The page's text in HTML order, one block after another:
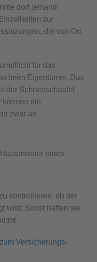
dort jemand
zur
die von Ort
für das
beim Eigentümer. Das
der Schneeschaufel
können die
zwar an
eines
kontrollieren, ob der
wird. Sonst haften sie
Versicherungs-